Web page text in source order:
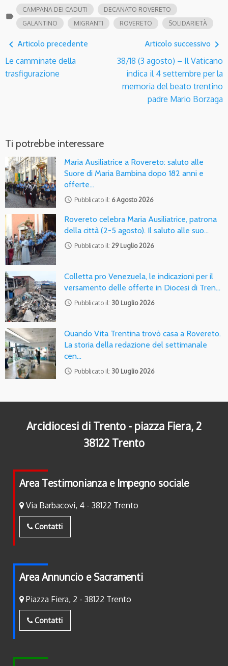
label
CAMPANA DEI CADUTI
DECANATO ROVERETO
GALANTINO
MIGRANTI ROVERETO SOLIDARIETÀ
navigate_before Articolo precedente
Le camminate della
trasfigurazione
Articolo successivo navigate_next
38/18 (3 agosto) – Il Vaticano
indica il 4 settembre per la
memoria del beato trentino
padre Mario Borzaga
Ti potrebbe interessare
Maria Ausiliatrice a Rovereto: saluto alle
Suore di Maria Bambina dopo 182 anni e
offerte…
access_time Pubblicato il: 6 Agosto 2026
Rovereto celebra Maria Ausiliatrice, patrona
della città (2-5 agosto). Il saluto alle suo…
access_time Pubblicato il: 29 Luglio 2026
Colletta pro Venezuela, le indicazioni per il
versamento delle offerte in Diocesi di Tren…
access_time Pubblicato il: 30 Luglio 2026
Quando Vita Trentina trovò casa a Rovereto.
La storia della redazione del settimanale
cen…
access_time Pubblicato il: 30 Luglio 2026
Arcidiocesi di Trento - piazza Fiera, 2
38122 Trento
Area Testimonianza e Impegno sociale
Via Barbacovi, 4 - 38122 Trento
Contatti
Area Annuncio e Sacramenti
Piazza Fiera, 2 - 38122 Trento
Contatti